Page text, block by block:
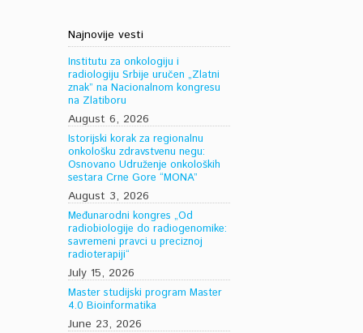
Najnovije vesti
Institutu za onkologiju i
radiologiju Srbije uručen „Zlatni
znak” na Nacionalnom kongresu
na Zlatiboru
August 6, 2026
Istorijski korak za regionalnu
onkološku zdravstvenu negu:
Osnovano Udruženje onkoloških
sestara Crne Gore “MONA”
August 3, 2026
Međunarodni kongres „Od
radiobiologije do radiogenomike:
savremeni pravci u preciznoj
radioterapiji“
July 15, 2026
Master studijski program Master
4.0 Bioinformatika
June 23, 2026